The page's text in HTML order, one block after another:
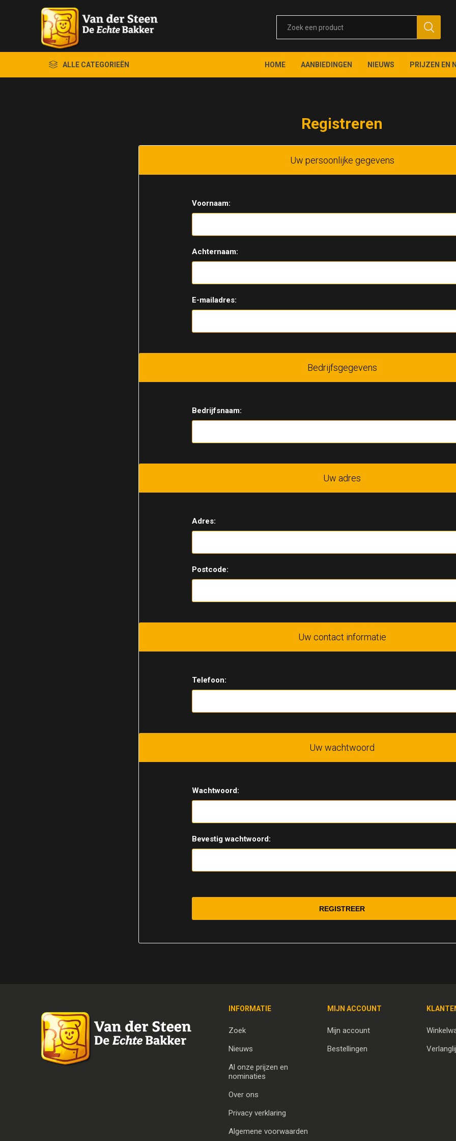
ALLE CATEGORIEËN HOME AANBIEDINGEN NIEUWS PRIJZEN EN
Registreren
Uw persoonlijke gegevens
Voornaam:
Achternaam:
E-mailadres:
Bedrijfsgegevens
Bedrijfsnaam:
Uw adres
Adres:
Postcode:
Uw contact informatie
Telefoon:
Uw wachtwoord
Wachtwoord:
Bevestig wachtwoord:
INFORMATIE
Zoek
Nieuws
Al onze prijzen en
nominaties
Over ons
Privacy verklaring
Algemene voorwaarden
MIJN ACCOUNT
Mijn account
Bestellingen